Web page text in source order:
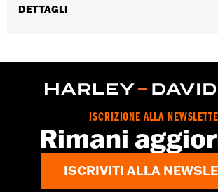
DETTAGLI
Caratteristiche funzionali:Resistente
linguette a scatto, Chiusura anteriore con
GARANZIA: 5 year limited warranty – Go to
d.com/warranty
for full details
ISCRIZIONE ALLA
Rimani
ISCRIVITI ALLA